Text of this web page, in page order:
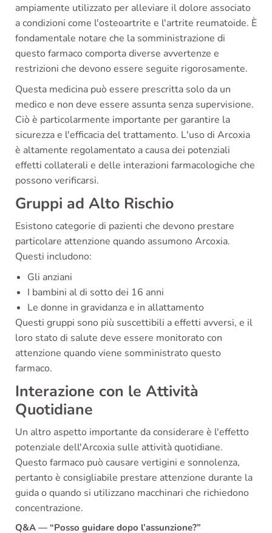
ampiamente utilizzato per alleviare il dolore associato
a condizioni come l'osteoartrite e l'artrite reumatoide. È
fondamentale notare che la somministrazione di
questo farmaco comporta diverse avvertenze e
restrizioni che devono essere seguite rigorosamente.
Questa medicina può essere prescritta solo da un
medico e non deve essere assunta senza supervisione.
Ciò è particolarmente importante per garantire la
sicurezza e l'efficacia del trattamento. L'uso di Arcoxia
è altamente regolamentato a causa dei potenziali
effetti collaterali e delle interazioni farmacologiche che
possono verificarsi.
Gruppi ad Alto Rischio
Esistono categorie di pazienti che devono prestare
particolare attenzione quando assumono Arcoxia.
Questi includono:
Gli anziani
I bambini al di sotto dei 16 anni
Le donne in gravidanza e in allattamento
Questi gruppi sono più suscettibili a effetti avversi, e il
loro stato di salute deve essere monitorato con
attenzione quando viene somministrato questo
farmaco.
Interazione con le Attività
Quotidiane
Un altro aspetto importante da considerare è l'effetto
potenziale dell'Arcoxia sulle attività quotidiane.
Questo farmaco può causare vertigini e sonnolenza,
pertanto è consigliabile prestare attenzione durante la
guida o quando si utilizzano macchinari che richiedono
concentrazione.
Q&A — “Posso guidare dopo l’assunzione?”